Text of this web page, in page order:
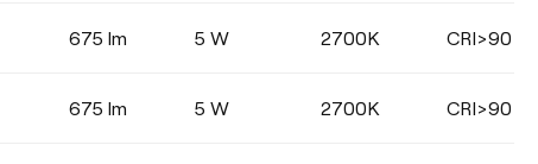
675 lm 5 W 2700K CRI>90
675 lm 5 W 2700K CRI>90